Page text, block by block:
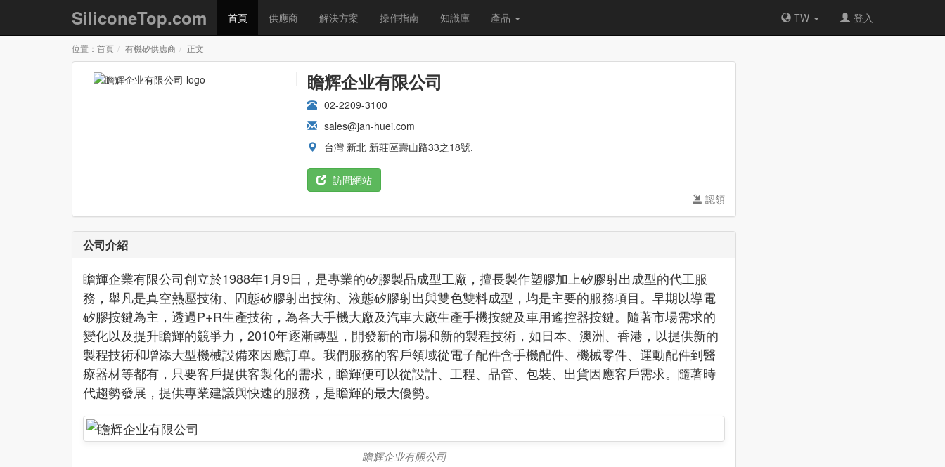
SiliconeTop.com 首頁 供應商 解決方案 操作指南 知識庫 產品 TW 登入
位置： 首頁 有機矽供應商 正文
瞻辉企业有限公司
02-2209-3100
sales@jan-huei.com
台灣 新北 新莊區壽山路33之18號,
訪問網站
認領
公司介紹
瞻輝企業有限公司創立於1988年1月9日，是專業的矽膠製品成型工廠，擅長製作塑膠加上矽膠射出成型的代工服
務，舉凡是真空熱壓技術、固態矽膠射出技術、液態矽膠射出與雙色雙料成型，均是主要的服務項目。早期以導電
矽膠按鍵為主，透過P+R生產技術，為各大手機大廠及汽車大廠生產手機按鍵及車用遙控器按鍵。隨著市場需求的
變化以及提升瞻輝的競爭力，2010年逐漸轉型，開發新的市場和新的製程技術，如日本、澳洲、香港，以提供新的
製程技術和增添大型機械設備來因應訂單。我們服務的客戶領域從電子配件含手機配件、機械零件、運動配件到醫
療器材等都有，只要客戶提供客製化的需求，瞻輝便可以從設計、工程、品管、包裝、出貨因應客戶需求。隨著時
代趨勢發展，提供專業建議與快速的服務，是瞻輝的最大優勢。
瞻辉企业有限公司